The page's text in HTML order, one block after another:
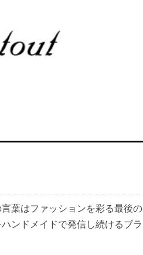
葉はファッションを彩る最後の
ンドメイドで発信し続けるブラ